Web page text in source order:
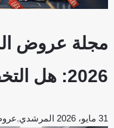
مجلة عروض
2026: هل التخفيضات حقيقية؟
31 مايو، 2026 المرشدي,